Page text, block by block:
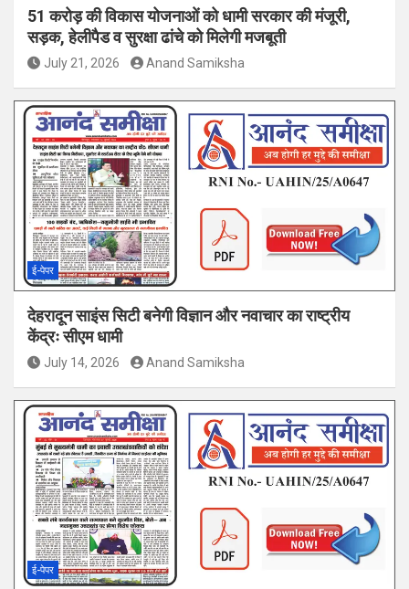
51 करोड़ की विकास योजनाओं को धामी सरकार की मंजूरी,
सड़क, हेलीपैड व सुरक्षा ढांचे को मिलेगी मजबूती
July 21, 2026 Anand Samiksha
ई-पेपर
देहरादून साइंस सिटी बनेगी विज्ञान और नवाचार का राष्ट्रीय
केंद्रः सीएम धामी
July 14, 2026 Anand Samiksha
ई-पेपर